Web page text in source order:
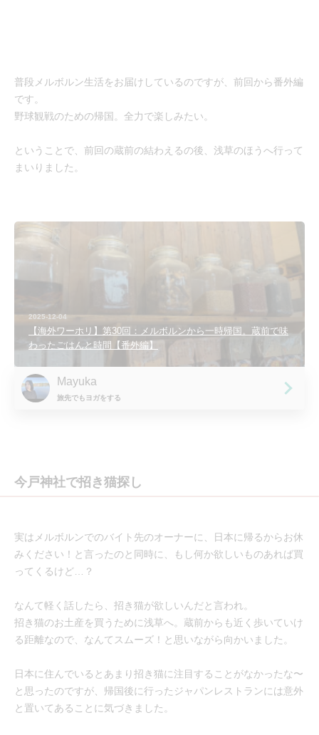
普段メルボルン生活をお届けしているのですが、前回から番外編
です。
野球観戦のための帰国。全力で楽しみたい。
ということで、前回の蔵前の結わえるの後、浅草のほうへ行って
まいりました。
2025-12-04
【海外ワーホリ】第30回：メルボルンから一時帰国。蔵前で味
わったごはんと時間【番外編】
Mayuka
旅先でもヨガをする
今戸神社で招き猫探し
実はメルボルンでのバイト先のオーナーに、日本に帰るからお休
みください！と言ったのと同時に、もし何か欲しいものあれば買
ってくるけど…？
なんて軽く話したら、招き猫が欲しいんだと言われ。
招き猫のお土産を買うために浅草へ。蔵前からも近く歩いていけ
る距離なので、なんてスムーズ！と思いながら向かいました。
日本に住んでいるとあまり招き猫に注目することがなかったな〜
と思ったのですが、帰国後に行ったジャパンレストランには意外
と置いてあることに気づきました。